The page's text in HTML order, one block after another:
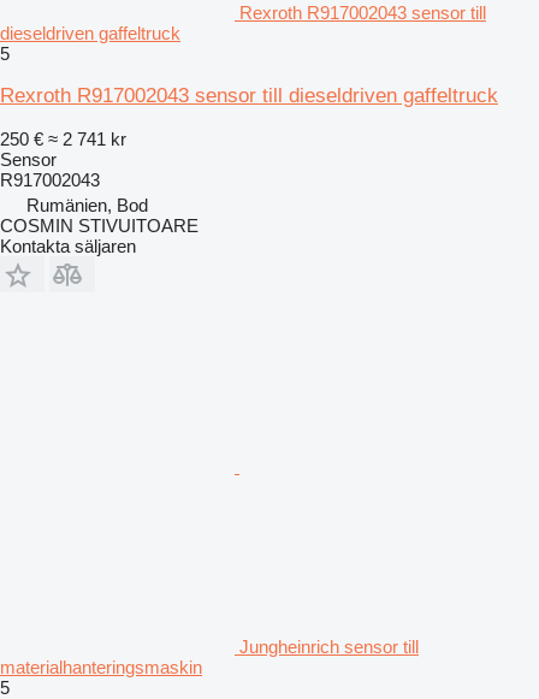
Rexroth R917002043 sensor till
dieseldriven gaffeltruck
5
Rexroth R917002043 sensor till dieseldriven gaffeltruck
250 € ≈ 2 741 kr
Sensor
R917002043
Rumänien, Bod
COSMIN STIVUITOARE
Kontakta säljaren
Jungheinrich sensor till
materialhanteringsmaskin
5